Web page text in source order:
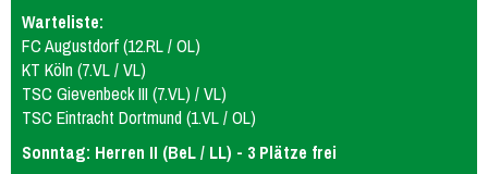
Warteliste:
FC Augustdorf (12.RL / OL)
KT Köln (7.VL / VL)
TSC Gievenbeck III (7.VL) / VL)
TSC Eintracht Dortmund (1.VL / OL)
Sonntag: Herren II (BeL / LL) - 3 Plätze frei